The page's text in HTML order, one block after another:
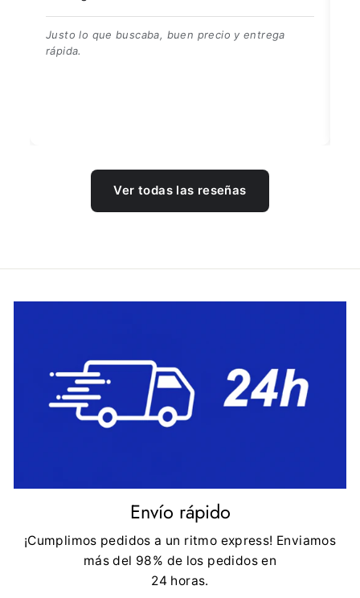
Justo lo que buscaba, buen precio y entrega
rápida.
Ver todas las reseñas
Envío rápido
¡Cumplimos pedidos a un ritmo express! Enviamos
más del 98% de los pedidos en
24 horas.